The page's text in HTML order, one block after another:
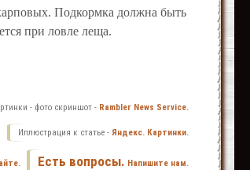
Подкормка должна быть
при ловле леща.
- фото скриншот - Rambler News Service.
Иллюстрация к статье - Яндекс. Картинки.
Есть вопросы. Напишите нам.